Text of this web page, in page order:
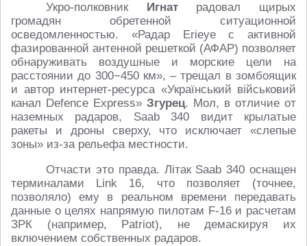
Укро-полковник
Игнатрадовал щирых
громадян обретенной ситуационной
осведомленностью. «Радар Erieye с активной
фазированной антенной решеткой (АФАР) позволяет
обнаруживать воздушные и морские цели на
расстоянии до 300−450 км», – трещал в зомбоящик
и автор интернет-ресурса «Український військовий
канал Defence Express» Згурец. Мол, в отличие от
наземных радаров, Saab 340 видит крылатые
ракеты и дроны сверху, что исключает «слепые
зоны» из-за рельефа местности.
Отчасти это правда. Лiтак Saab 340 оснащен
терминалами Link 16, что позволяет (точнее,
позволяло) ему в реальном времени передавать
данные о целях напрямую пилотам F-16 и расчетам
ЗРК (например, Patriot), не демаскируя их
включением собственных радаров.